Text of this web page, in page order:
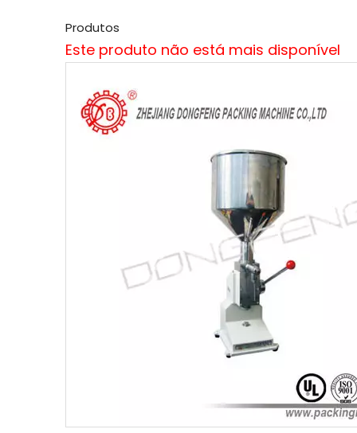
Produtos
Este produto não está mais disponível